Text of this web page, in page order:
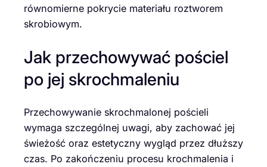
równomierne pokrycie materiału roztworem
skrobiowym.
Jak przechowywać pościel
po jej skrochmaleniu
Przechowywanie skrochmalonej pościeli
wymaga szczególnej uwagi, aby zachować jej
świeżość oraz estetyczny wygląd przez dłuższy
czas. Po zakończeniu procesu krochmalenia i